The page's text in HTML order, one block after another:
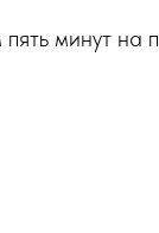
минут на